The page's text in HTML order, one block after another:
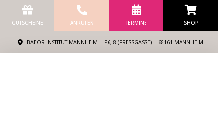
GUTSCHEINE ANRUFEN TERMINE SHOP
BABOR INSTITUT MANNHEIM | P6, 8 (FRESSGASSE) | 68161 MANNHEIM